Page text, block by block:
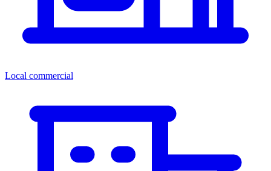
Local commercial